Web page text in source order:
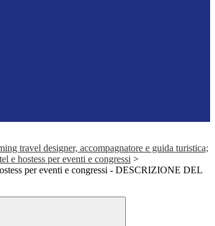
travel designer, accompagnatore e guida turistica;
e hostess per eventi e congressi >
per eventi e congressi - DESCRIZIONE DEL